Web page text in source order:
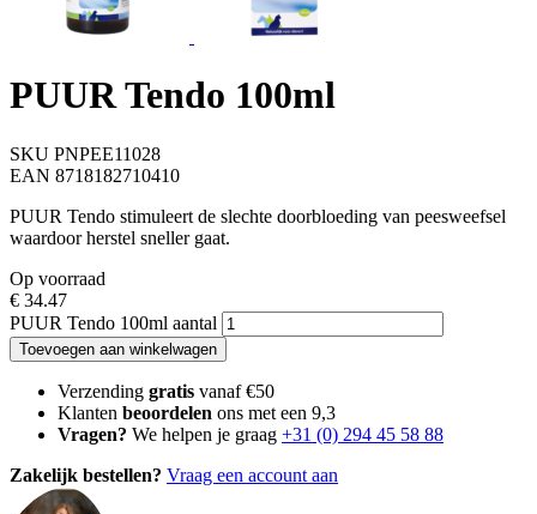
PUUR Tendo 100ml
SKU PNPEE11028
EAN 8718182710410
PUUR Tendo stimuleert de slechte doorbloeding van peesweefsel
waardoor herstel sneller gaat.
Op voorraad
€ 34.47
PUUR Tendo 100ml aantal
Toevoegen aan winkelwagen
Verzending gratis vanaf €50
Klanten beoordelen ons met een 9,3
Vragen? We helpen je graag +31 (0) 294 45 58 88
Zakelijk bestellen? Vraag een account aan